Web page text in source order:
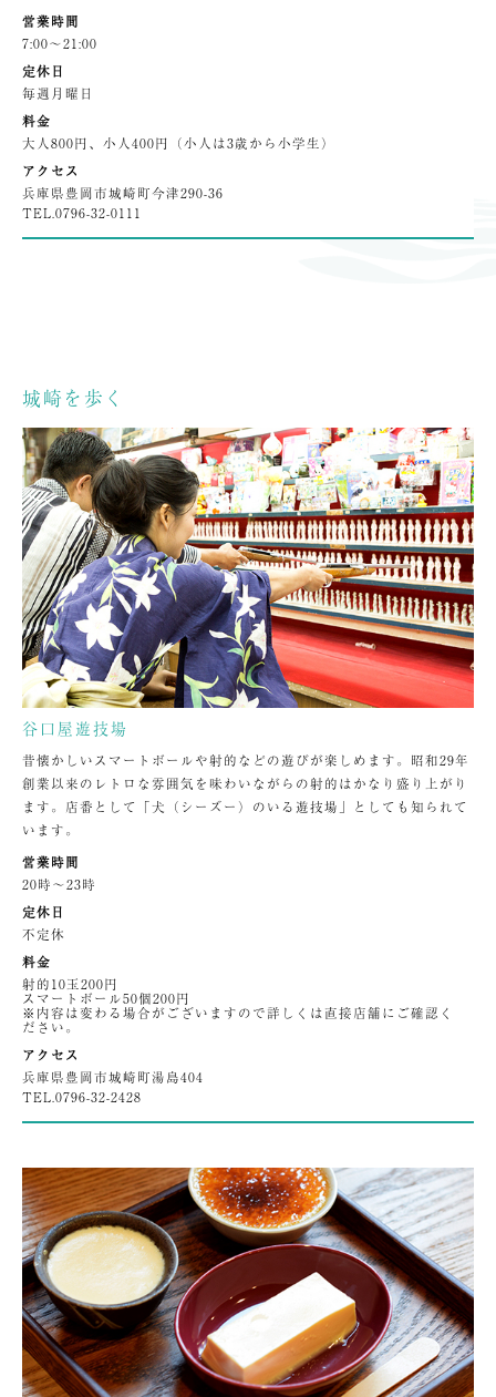
営業時間
7:00〜21:00
定休日
毎週月曜日
料金
大人800円、小人400円（小人は3歳から小学生）
アクセス
兵庫県豊岡市城崎町今津290-36
TEL. 0796-32-0111
城崎を歩く
谷口屋遊技場
昔懐かしいスマートボールや射的などの遊びが楽しめます。昭和29年
創業以来のレトロな雰囲気を味わいながらの射的はかなり盛り上がり
ます。店番として「犬（シーズー）のいる遊技場」としても知られて
います。
営業時間
20時～23時
定休日
不定休
料金
射的10玉200円
スマートボール50個200円
※内容は変わる場合がございますので詳しくは直接店舗にご確認く
ださい。
アクセス
兵庫県豊岡市城崎町湯島404
TEL. 0796-32-2428